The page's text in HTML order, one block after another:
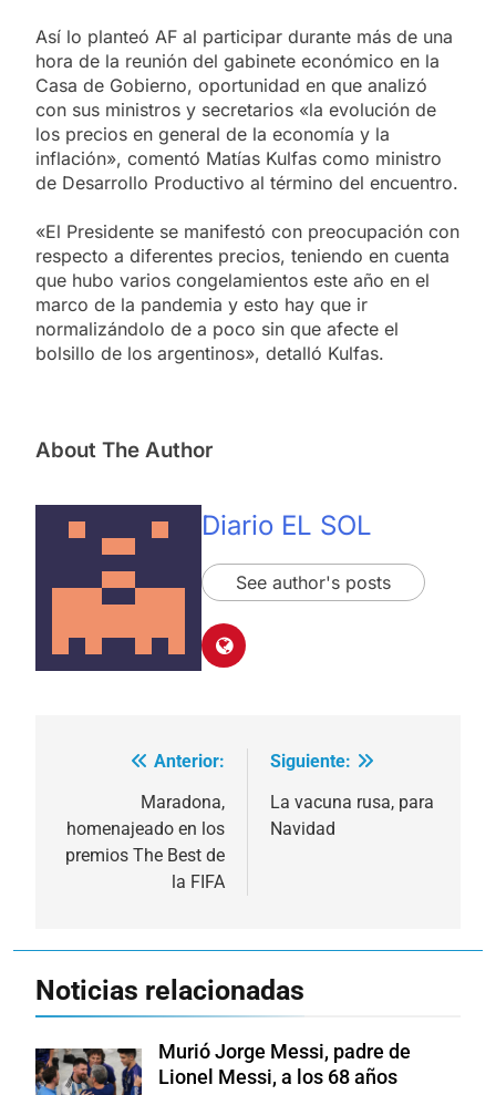
Así lo planteó AF al participar durante más de una
hora de la reunión del gabinete económico en la
Casa de Gobierno, oportunidad en que analizó
con sus ministros y secretarios «la evolución de
los precios en general de la economía y la
inflación», comentó Matías Kulfas como ministro
de Desarrollo Productivo al término del encuentro.
«El Presidente se manifestó con preocupación con
respecto a diferentes precios, teniendo en cuenta
que hubo varios congelamientos este año en el
marco de la pandemia y esto hay que ir
normalizándolo de a poco sin que afecte el
bolsillo de los argentinos», detalló Kulfas.
About The Author
Diario EL SOL
See author's posts
Navegación
entradas
Anterior:
Maradona,
homenajeado en los
premios The Best de
la FIFA
Siguiente:
La vacuna rusa, para
Navidad
Noticias relacionadas
Murió Jorge Messi, padre de
Lionel Messi, a los 68 años